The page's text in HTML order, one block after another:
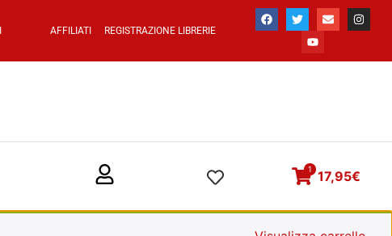
AFFILIATI REGISTRAZIONE LIBRERIE
17,95€
1